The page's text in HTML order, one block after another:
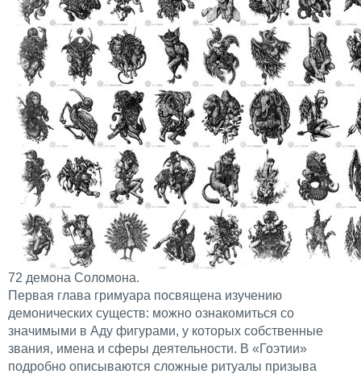
72 демона Соломона.
Первая глава гримуара посвящена изучению
демонических существ: можно ознакомиться со
значимыми в Аду фигурами, у которых собственные
звания, имена и сферы деятельности. В «Гоэтии»
подробно описываются сложные ритуалы призыва